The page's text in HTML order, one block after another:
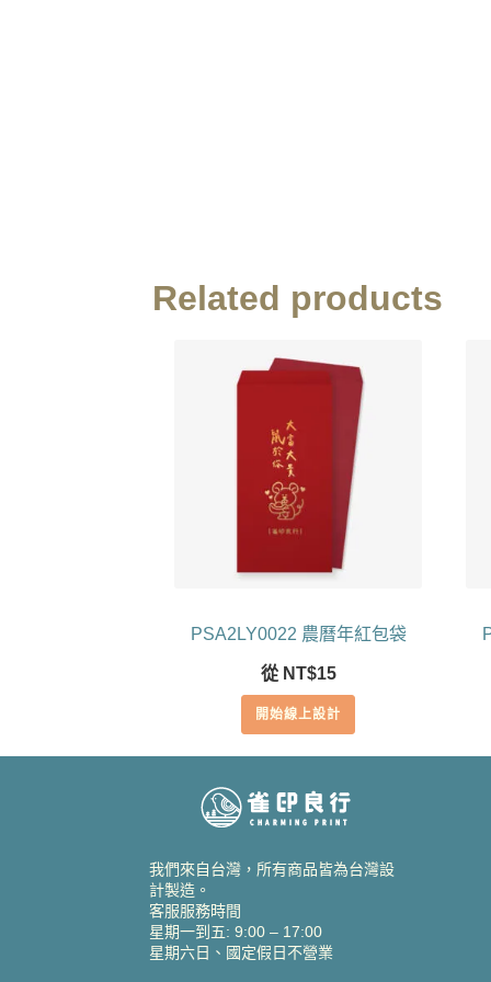
Related products
PSA2LY0022 農曆年紅包袋
從 NT$15
開始線上設計
我們來自台灣，所有商品皆為台灣設
計製造。
客服服務時間
星期一到五: 9:00 – 17:00
星期六日、國定假日不營業